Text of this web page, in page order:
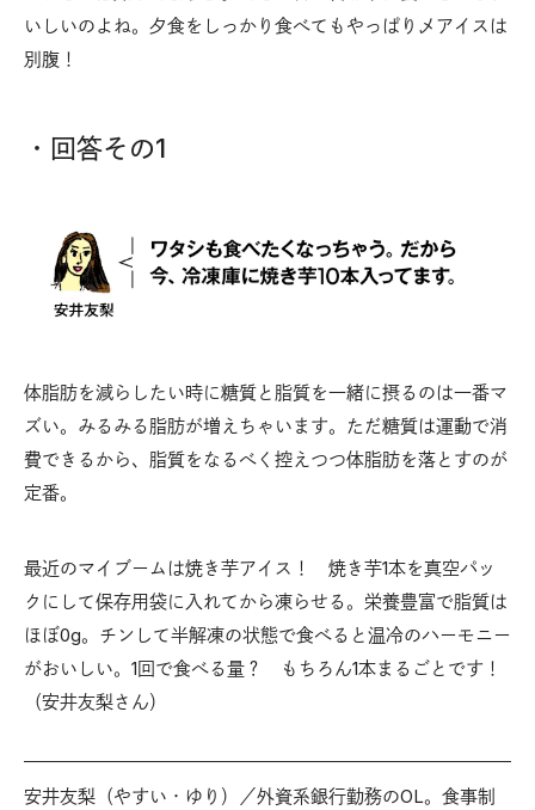
いしいのよね。夕食をしっかり食べてもやっぱり〆アイスは
別腹！
・回答その1
体脂肪を減らしたい時に糖質と脂質を一緒に摂るのは一番マ
ズい。みるみる脂肪が増えちゃいます。ただ糖質は運動で消
費できるから、脂質をなるべく控えつつ体脂肪を落とすのが
定番。
最近のマイブームは焼き芋アイス！ 焼き芋1本を真空パッ
クにして保存用袋に入れてから凍らせる。栄養豊富で脂質は
ほぼ0g。チンして半解凍の状態で食べると温冷のハーモニー
がおいしい。1回で食べる量？ もちろん1本まるごとです！
（安井友梨さん）
安井友梨（やすい・ゆり）／外資系銀行勤務のOL。食事制